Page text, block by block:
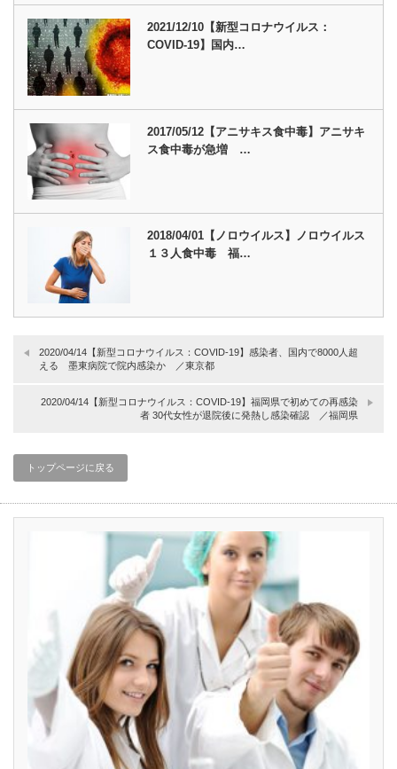
2021/12/10【新型コロナウイルス：
COVID-19】国内…
2017/05/12【アニサキス食中毒】アニサキ
ス食中毒が急増 …
2018/04/01【ノロウイルス】ノロウイルス
１３人食中毒 福…
2020/04/14【新型コロナウイルス：COVID-19】感染者、国内で8000人超
える 墨東病院で院内感染か ／東京都
2020/04/14【新型コロナウイルス：COVID-19】福岡県で初めての再感染
者 30代女性が退院後に発熱し感染確認 ／福岡県
トップページに戻る